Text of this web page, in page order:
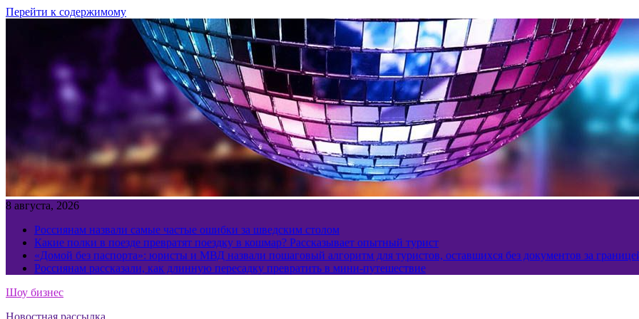
Перейти к содержимому
8 августа, 2026
Россиянам назвали самые частые ошибки за шведским столом
Какие полки в поезде превратят поездку в кошмар? Рассказывает опытный турист
«Домой без паспорта»: юристы и МВД назвали пошаговый алгоритм для туристов, оставшихся без документов за
Россиянам рассказали, как длинную пересадку превратить в мини-путешествие
Шоу бизнес
Новостная рассылка